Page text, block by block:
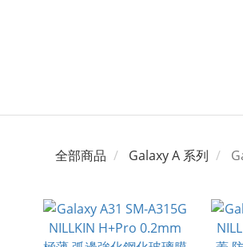
全部商品 Galaxy A 系列